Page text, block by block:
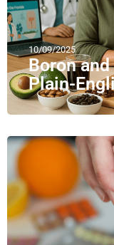
10/09/2025
Boron
Plain-